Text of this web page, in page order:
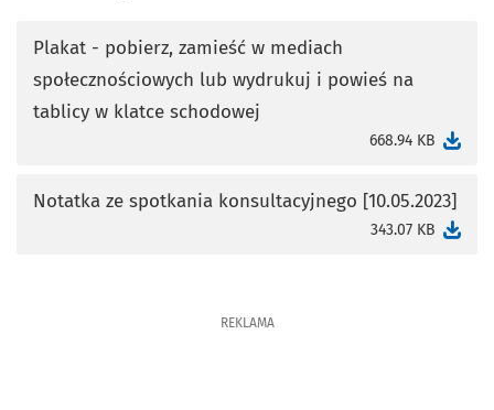
Plakat - pobierz, zamieść w mediach
społecznościowych lub wydrukuj i powieś na
tablicy w klatce schodowej
668.94 KB
otworzy się w nowej karcie
Notatka ze spotkania konsultacyjnego [10.05.2023]
343.07 KB
REKLAMA